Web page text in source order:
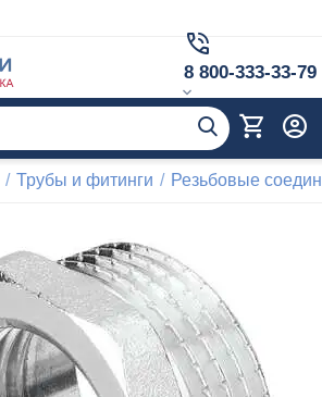
8 800-333-33-79
/ Трубы и фитинги / Резьбовые